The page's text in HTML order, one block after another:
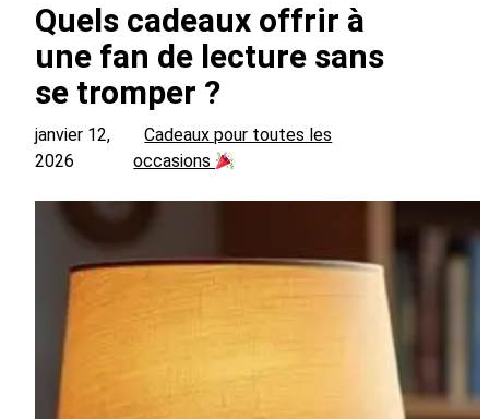
Quels cadeaux offrir à
une fan de lecture sans
se tromper ?
janvier 12,
2026
Cadeaux pour toutes les
occasions